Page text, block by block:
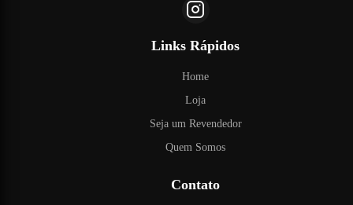
Links Rápidos
Home
Loja
Seja um Revendedor
Quem Somos
Contato